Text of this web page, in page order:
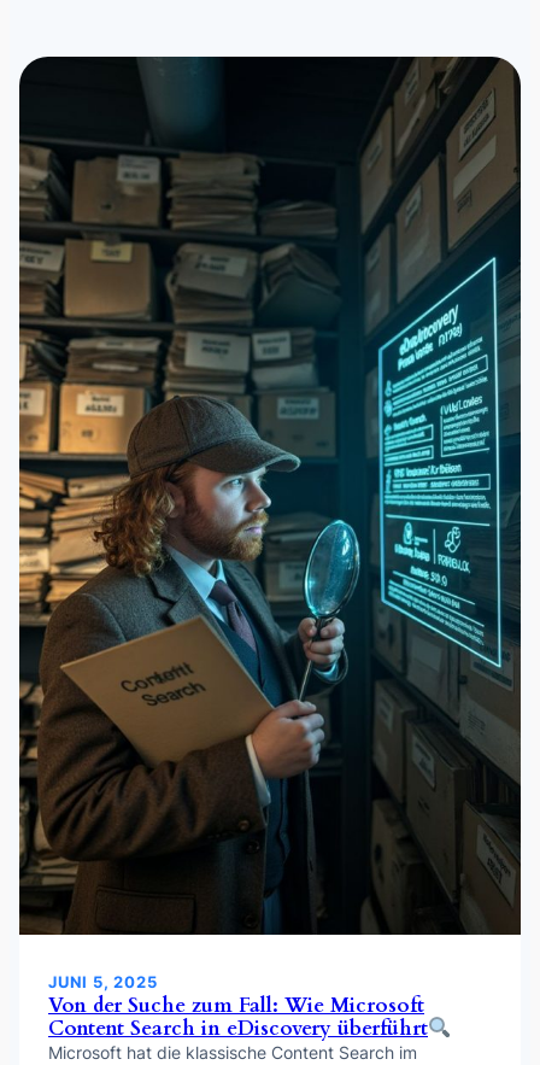
JUNI 5, 2025
Von der Suche zum Fall: Wie Microsoft
Content Search in eDiscovery überführt
Microsoft hat die klassische Content Search im